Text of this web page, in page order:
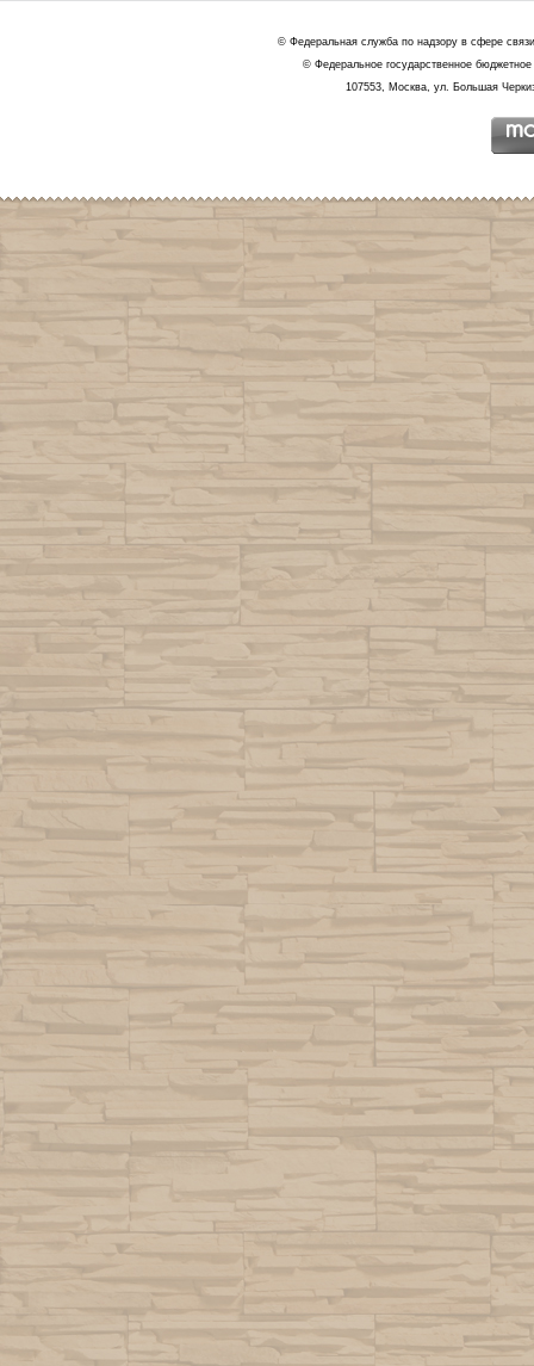
© Федеральная служба по надзору в сфере
© Федеральное государственное
107553, Москва, ул. Большая